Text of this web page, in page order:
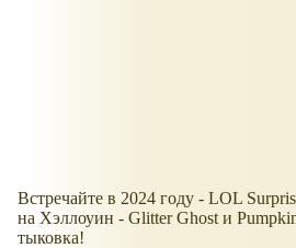
Встречайте в 2024 году - LOL
на Хэллоуин - Glitter Ghost и
тыковка!